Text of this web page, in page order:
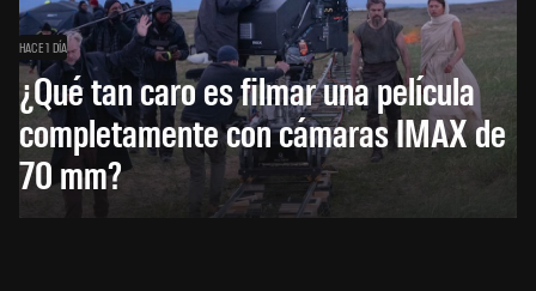
HACE 1 DÍA
¿Qué tan caro es filmar una película
completamente con cámaras IMAX de
70 mm?